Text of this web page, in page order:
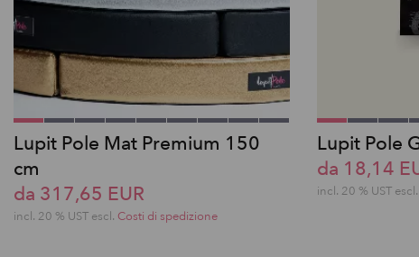
Lupit Pole Mat Premium 150
cm
da 317,65 EUR
incl. 20 % UST escl. Costi di spedizione
Lupit Pole
da 18,14
incl. 20 % UST escl.